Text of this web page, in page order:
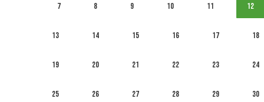
7 8 9 10 11 12
13 14 15 16 17 18
19 20 21 22 23 24
25 26 27 28 29 30